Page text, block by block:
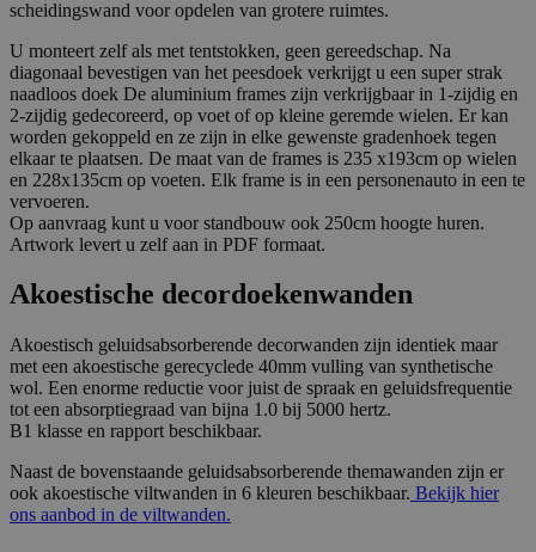
scheidingswand voor opdelen van grotere ruimtes.
U monteert zelf als met tentstokken, geen gereedschap. Na
diagonaal bevestigen van het peesdoek verkrijgt u een super strak
naadloos doek De aluminium frames zijn verkrijgbaar in 1-zijdig en
2-zijdig gedecoreerd, op voet of op kleine geremde wielen. Er kan
worden gekoppeld en ze zijn in elke gewenste gradenhoek tegen
elkaar te plaatsen. De maat van de frames is 235 x193cm op wielen
en 228x135cm op voeten. Elk frame is in een personenauto in een te
vervoeren.
Op aanvraag kunt u voor standbouw ook 250cm hoogte huren.
Artwork levert u zelf aan in PDF formaat.
Akoestische decordoekenwanden
Akoestisch geluidsabsorberende decorwanden zijn identiek maar
met een akoestische gerecyclede 40mm vulling van synthetische
wol. Een enorme reductie voor juist de spraak en geluidsfrequentie
tot een absorptiegraad van bijna 1.0 bij 5000 hertz.
B1 klasse en rapport beschikbaar.
Naast de bovenstaande geluidsabsorberende themawanden zijn er
ook akoestische viltwanden in 6 kleuren beschikbaar. Bekijk hier
ons aanbod in de viltwanden.